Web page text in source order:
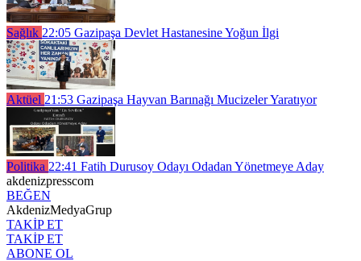
Sağlık 22:05 Gazipaşa Devlet Hastanesine Yoğun İlgi
Aktüel 21:53 Gazipaşa Hayvan Barınağı Mucizeler Yaratıyor
Politika 22:41 Fatih Durusoy Odayı Odadan Yönetmeye Aday
akdenizpresscom
BEĞEN
AkdenizMedyaGrup
TAKİP ET
TAKİP ET
ABONE OL